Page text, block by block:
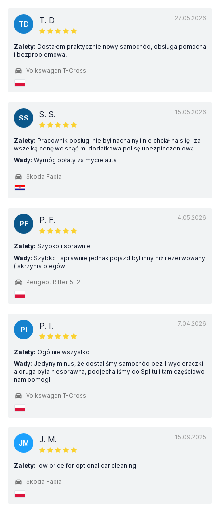
27.05.2026
TD T. D.
Zalety: Dostałem praktycznie nowy samochód, obsługa pomocna
i bezproblemowa.
Volkswagen T-Cross
15.05.2026
SS S. S.
Zalety: Pracownik obsługi nie był nachalny i nie chciał na siłę i za
wszelką cenę wcisnąć mi dodatkowa polisę ubezpieczeniową.
Wady: Wymóg opłaty za mycie auta
Skoda Fabia
4.05.2026
PF P. F.
Zalety: Szybko i sprawnie
Wady: Szybko i sprawnie jednak pojazd był inny niż rezerwowany
( skrzynia biegów
Peugeot Rifter 5+2
7.04.2026
PI P. I.
Zalety: Ogólnie wszystko
Wady: Jedyny minus, że dostaliśmy samochód bez 1 wycieraczki
a druga była niesprawna, podjechaliśmy do Splitu i tam częściowo
nam pomogli
Volkswagen T-Cross
15.09.2025
JM J. M.
Zalety: low price for optional car cleaning
Skoda Fabia